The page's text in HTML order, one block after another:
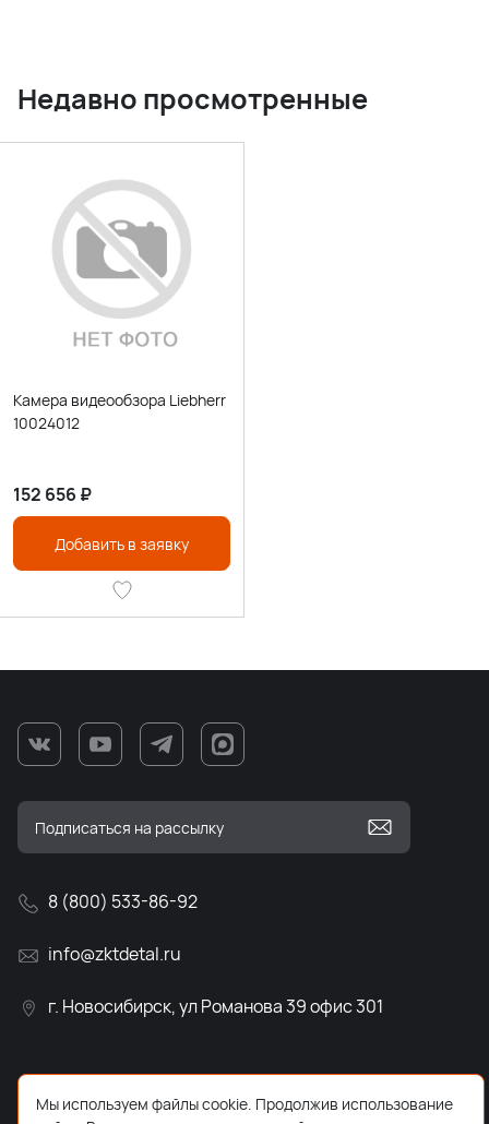
Недавно просмотренные
Камера видеообзора Liebherr
10024012
152 656 ₽
Добавить в заявку
8 (800) 533-86-92
info@zktdetal.ru
г. Новосибирск, ул Романова 39 офис 301
Мы используем файлы cookie. Продолжив использование